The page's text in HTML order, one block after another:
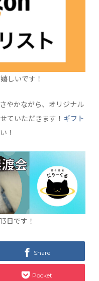
しいです！
やかながら、オリジナル
ていただきます！ ギフト
！
日です！
Share
Pocket